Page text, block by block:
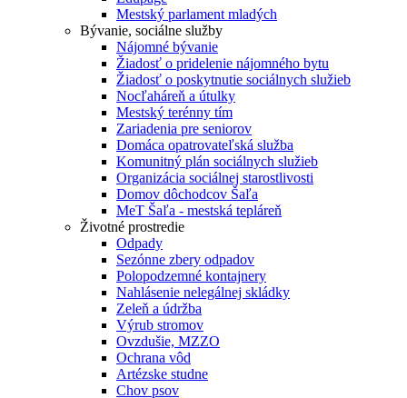
Mestský parlament mladých
Bývanie, sociálne služby
Nájomné bývanie
Žiadosť o pridelenie nájomného bytu
Žiadosť o poskytnutie sociálnych služieb
Nocľaháreň a útulky
Mestský terénny tím
Zariadenia pre seniorov
Domáca opatrovateľská služba
Komunitný plán sociálnych služieb
Organizácia sociálnej starostlivosti
Domov dôchodcov Šaľa
MeT Šaľa - mestská tepláreň
Životné prostredie
Odpady
Sezónne zbery odpadov
Polopodzemné kontajnery
Nahlásenie nelegálnej skládky
Zeleň a údržba
Výrub stromov
Ovzdušie, MZZO
Ochrana vôd
Artézske studne
Chov psov